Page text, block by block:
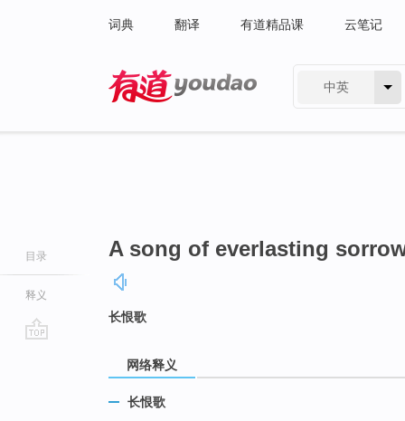
词典 翻译 有道精品课 云笔记
中英
目录
释义
A song of everlasting
长恨歌
网络释义
长恨歌